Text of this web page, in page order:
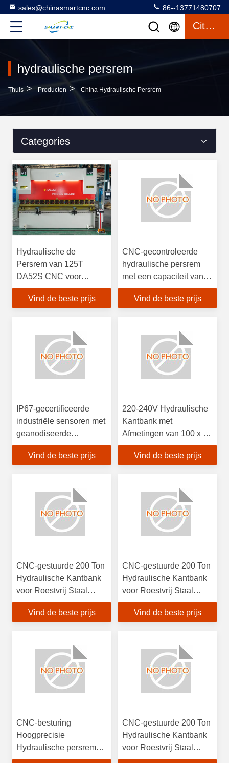
sales@chinasmartcnc.com 86--13771480707
Citaat
hydraulische persrem
Thuis > Producten > China Hydraulische Persrem
Categories
Hydraulische de
Persrem van 125T
DA52S CNC voor
Roestvrij staal het
Buigen
Vind de beste prijs
CNC-gecontroleerde
hydraulische persrem
met een capaciteit van
200 ton voor het buigen
van roestvrij staal
Vind de beste prijs
IP67-gecertificeerde
industriële sensoren met
geanodiseerde
aluminiumlegering en
Modbus RTU-interface
Vind de beste prijs
220-240V Hydraulische
Kantbank met
Afmetingen van 100 x 50
x 25 cm en Gewicht van
5,2 kgVind de beste prijs
CNC-gestuurde 200 Ton
Hydraulische Kantbank
voor Roestvrij Staal
Buigen
Vind de beste prijs
CNC-gestuurde 200 Ton
Hydraulische Kantbank
voor Roestvrij Staal
Buigen
Vind de beste prijs
CNC-besturing
Hoogprecisie
Hydraulische persrem
voor het buigen van
CNC-gestuurde 200 Ton
Hydraulische Kantbank
voor Roestvrij Staal
Buigen